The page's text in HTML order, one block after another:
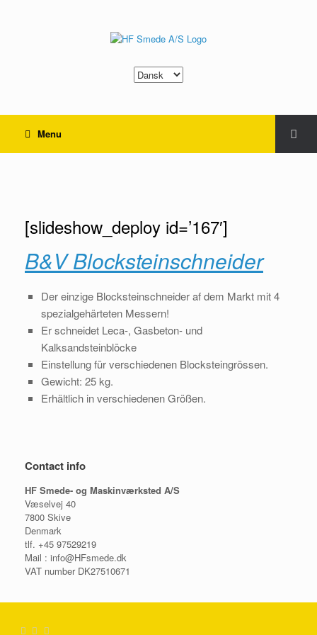
Sprache
auswählen
Menu
[slideshow_deploy id=’167′]
B&V Blocksteinschneider
Der einzige Blocksteinschneider af dem Markt mit 4
spezialgehärteten Messern!
Er schneidet Leca-, Gasbeton- und
Kalksandsteinblöcke
Einstellung für verschiedenen Blocksteingrössen.
Gewicht: 25 kg.
Erhältlich in verschiedenen Größen.
Contact info
HF Smede- og Maskinværksted A/S
Væselvej 40
7800 Skive
Denmark
tlf. +45 97529219
Mail : info@HFsmede.dk
VAT number DK27510671